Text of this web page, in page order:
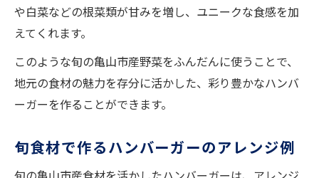
や白菜などの根菜類が甘みを増し、ユニークな食感を加
えてくれます。
このような旬の亀山市産野菜をふんだんに使うことで、
地元の食材の魅力を存分に活かした、彩り豊かなハンバ
ーガーを作ることができます。
旬食材で作るハンバーガーのアレンジ例